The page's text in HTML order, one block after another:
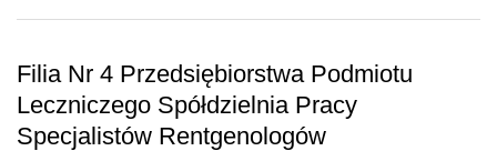
Filia Nr 4 Przedsiębiorstwa Podmiotu
Leczniczego Spółdzielnia Pracy
Specjalistów Rentgenologów